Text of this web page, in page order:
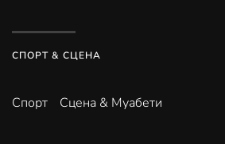
СПОРТ & СЦЕНА
Спорт Сцена & Муабети